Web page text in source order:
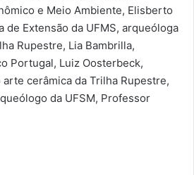
e Meio Ambiente, Elisberto
de Extensão da UFMS, arqueóloga
Rupestre, Lia Bambrilla,
Portugal, Luiz Oosterbeck,
cerâmica da Trilha Rupestre,
da UFSM, Professor